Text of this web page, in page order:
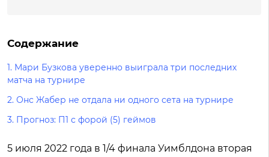
Содержание
1. Мари Бузкова уверенно выиграла три последних
матча на турнире
2. Онс Жабер не отдала ни одного сета на турнире
3. Прогноз: П1 с форой (5) геймов
5 июля 2022 года в 1/4 финала Уимблдона вторая